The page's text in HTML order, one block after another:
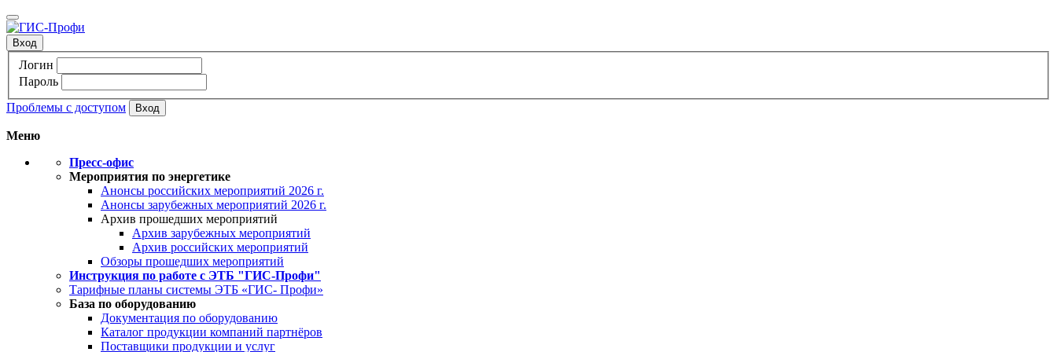
Вход
Логин
Пароль
Проблемы с доступом
Меню
Пресс-офис
Мероприятия по энергетике
Анонсы российских мероприятий 2026 г.
Анонсы зарубежных мероприятий 2026 г.
Архив прошедших мероприятий
Архив зарубежных мероприятий
Архив российских мероприятий
Обзоры прошедших мероприятий
Инструкция по работе с ЭТБ "ГИС-Профи"
Тарифные планы системы ЭТБ «ГИС- Профи»
База по оборудованию
Документация по оборудованию
Каталог продукции компаний партнёров
Поставщики продукции и услуг